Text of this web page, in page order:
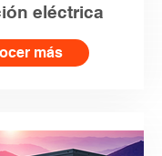
eléctrica
más